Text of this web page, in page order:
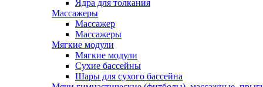
Ядра для толкания
Массажеры
Массажер
Массажеры
Мягкие модули
Мягкие модули
Сухие бассейны
Шары для сухого бассейна